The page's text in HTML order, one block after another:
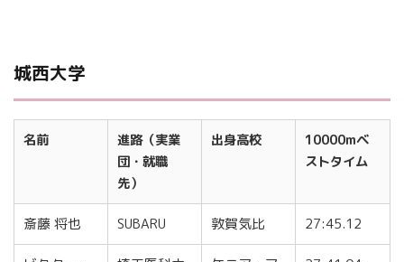
城西大学
名前
進路（実業
団・就職
先）
出身高校
10000mベ
ストタイム
斎藤 将也 SUBARU 敦賀気比 27:45.12